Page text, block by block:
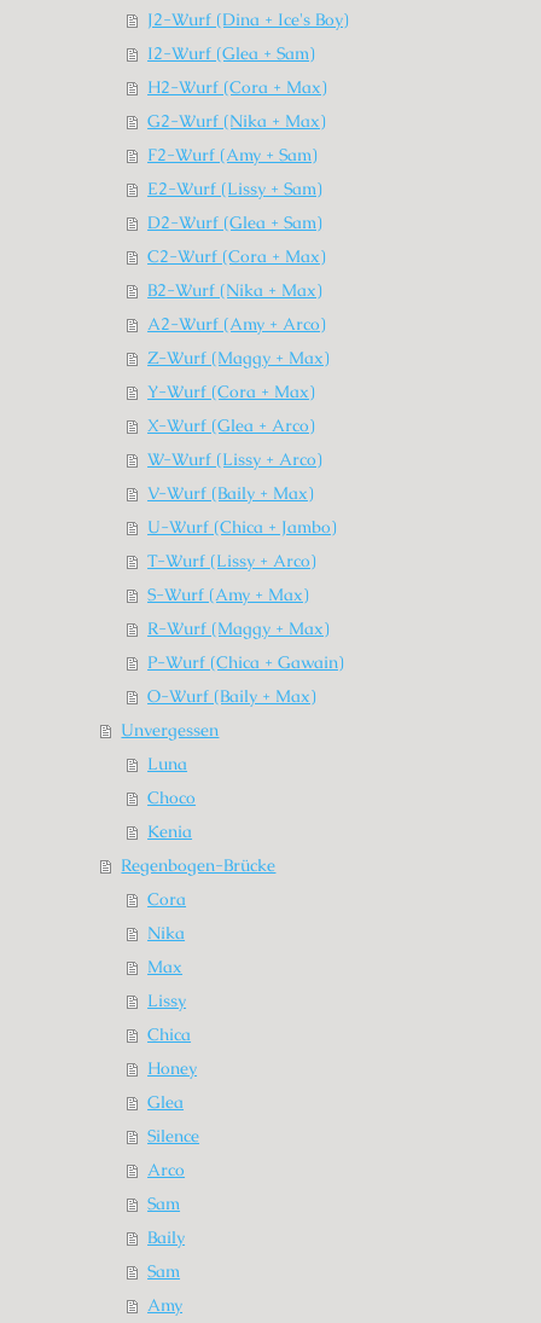
J2-Wurf (Dina + Ice's Boy)
I2-Wurf (Glea + Sam)
H2-Wurf (Cora + Max)
G2-Wurf (Nika + Max)
F2-Wurf (Amy + Sam)
E2-Wurf (Lissy + Sam)
D2-Wurf (Glea + Sam)
C2-Wurf (Cora + Max)
B2-Wurf (Nika + Max)
A2-Wurf (Amy + Arco)
Z-Wurf (Maggy + Max)
Y-Wurf (Cora + Max)
X-Wurf (Glea + Arco)
W-Wurf (Lissy + Arco)
V-Wurf (Baily + Max)
U-Wurf (Chica + Jambo)
T-Wurf (Lissy + Arco)
S-Wurf (Amy + Max)
R-Wurf (Maggy + Max)
P-Wurf (Chica + Gawain)
O-Wurf (Baily + Max)
Unvergessen
Luna
Choco
Kenia
Regenbogen-Brücke
Cora
Nika
Max
Lissy
Chica
Honey
Glea
Silence
Arco
Sam
Baily
Sam
Amy